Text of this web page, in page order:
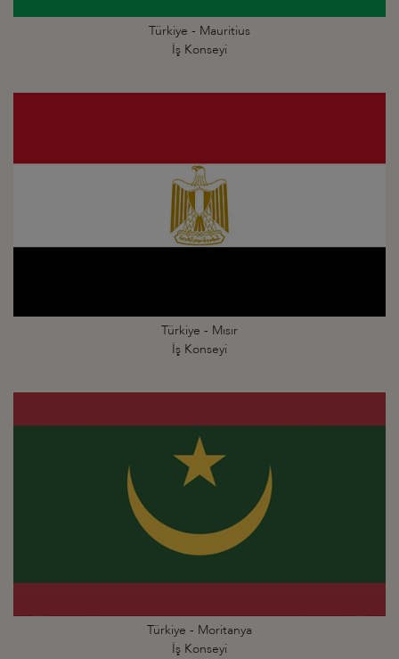
Türkiye - Mauritius
İş Konseyi
Türkiye - Mısır
İş Konseyi
Türkiye - Moritanya
İş Konseyi